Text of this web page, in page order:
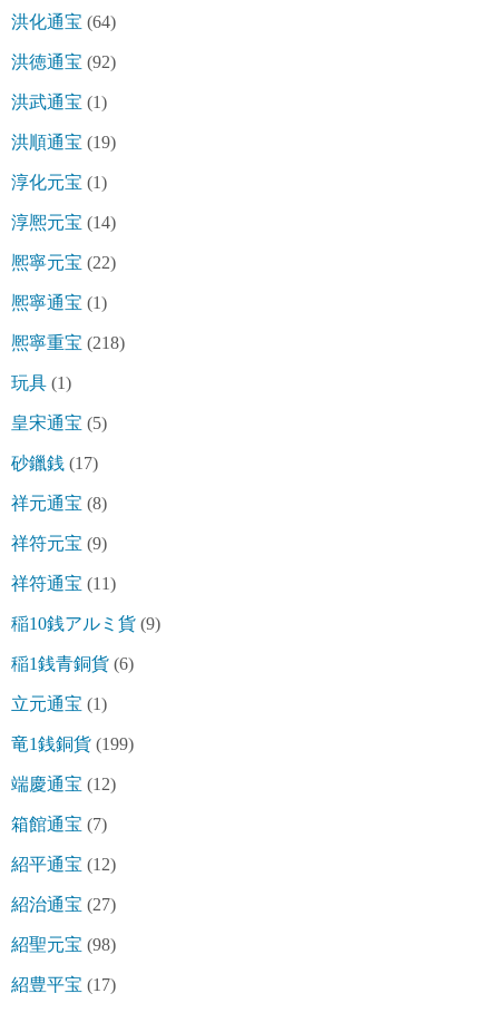
洪化通宝 (64)
洪徳通宝 (92)
洪武通宝 (1)
洪順通宝 (19)
淳化元宝 (1)
淳熈元宝 (14)
熈寧元宝 (22)
熈寧通宝 (1)
熈寧重宝 (218)
玩具 (1)
皇宋通宝 (5)
砂鑞銭 (17)
祥元通宝 (8)
祥符元宝 (9)
祥符通宝 (11)
稲10銭アルミ貨 (9)
稲1銭青銅貨 (6)
立元通宝 (1)
竜1銭銅貨 (199)
端慶通宝 (12)
箱館通宝 (7)
紹平通宝 (12)
紹治通宝 (27)
紹聖元宝 (98)
紹豊平宝 (17)